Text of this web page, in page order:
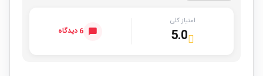
امتیاز کلی
5.0 6 دیدگاه